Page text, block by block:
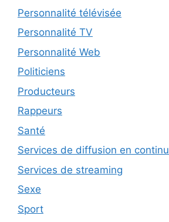
Personnalité télévisée
Personnalité TV
Personnalité Web
Politiciens
Producteurs
Rappeurs
Santé
Services de diffusion en continu
Services de streaming
Sexe
Sport